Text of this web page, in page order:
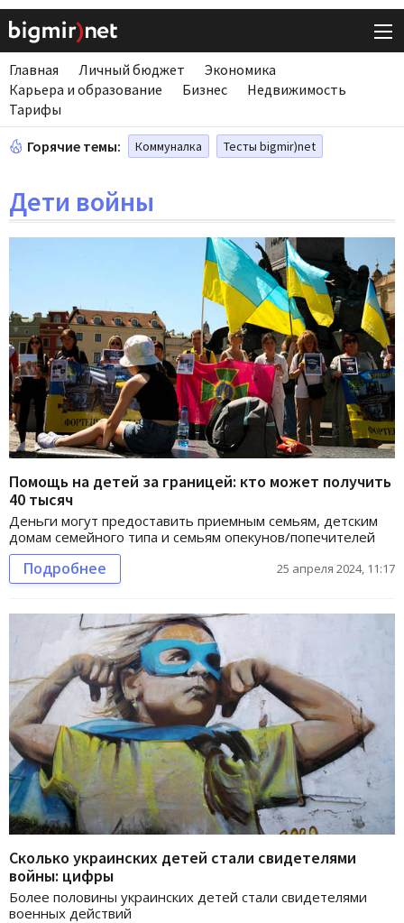
Главная Личный бюджет
Экономика
Карьера и образование
Бизнес
Недвижимость
Тарифы
Горячие темы: Коммуналка Тесты bigmir)net
Дети войны
Помощь на детей за границей: кто может получить
40 тысяч
Деньги могут предоставить приемным семьям, детским
домам семейного типа и семьям опекунов/попечителей
Подробнее 25 апреля 2024, 11:17
Сколько украинских детей стали свидетелями
войны: цифры
Более половины украинских детей стали свидетелями
военных действий